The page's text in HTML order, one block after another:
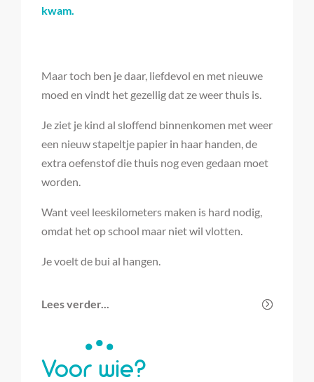
kwam.
Maar toch ben je daar, liefdevol en met nieuwe
moed en vindt het gezellig dat ze weer thuis is.
Je ziet je kind al sloffend binnenkomen met weer
een nieuw stapeltje papier in haar handen, de
extra oefenstof die thuis nog even gedaan moet
worden.
Want veel leeskilometers maken is hard nodig,
omdat het op school maar niet wil vlotten.
Je voelt de bui al hangen.
Lees verder...
Voor wie?